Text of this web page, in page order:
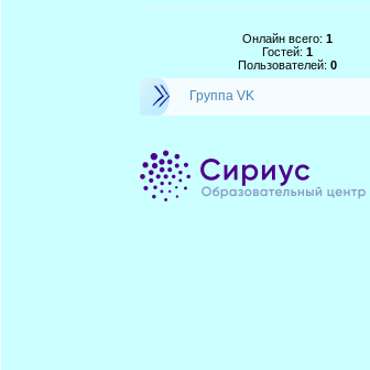
Онлайн всего: 1
Гостей: 1
Пользователей: 0
Группа VK